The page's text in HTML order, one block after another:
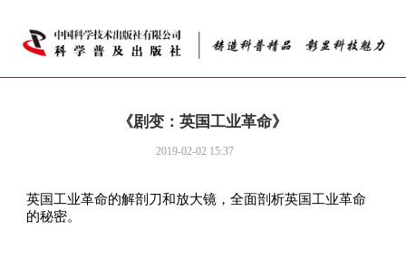
《剧变：英国工业革命》
2019-02-02 15:37
英国工业革命的解剖刀和放大镜，全面剖析英国工业革命
的秘密。